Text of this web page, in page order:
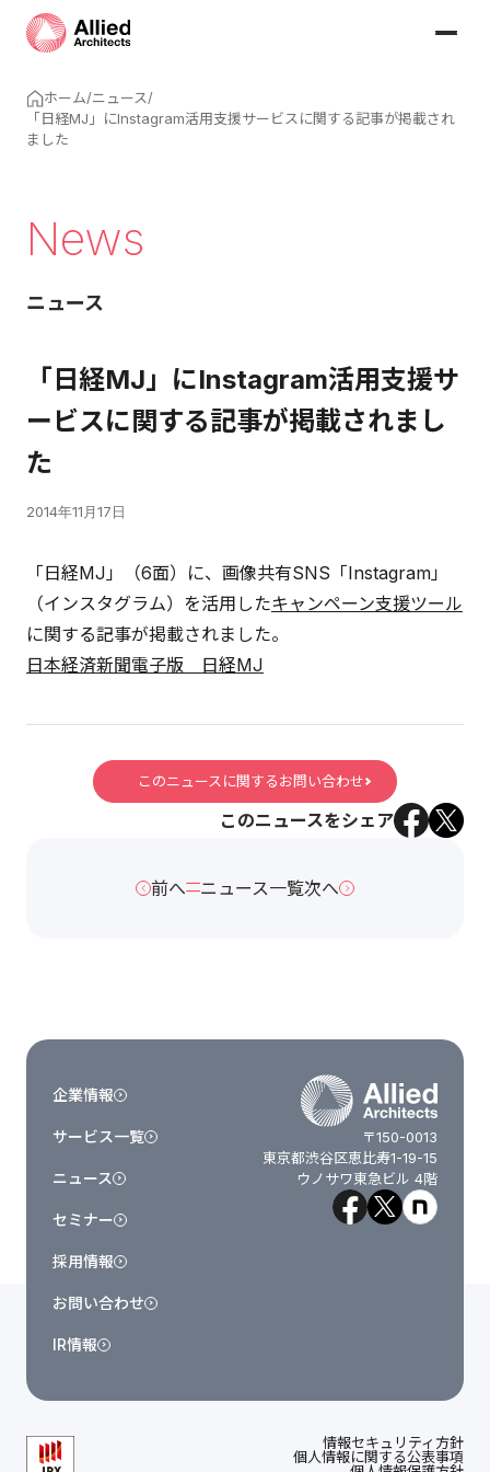
ホーム/ニュース/
「日経MJ」にInstagram活用支援サービスに関する記事が掲載され
ました
News
ニュース
「日経MJ」にInstagram活用支援サ
ービスに関する記事が掲載されまし
た
2014年11月17日
「日経MJ」（6面）に、画像共有SNS「Instagram」
（インスタグラム）を活用したキャンペーン支援ツール
に関する記事が掲載されました。
日本経済新聞電子版 日経MJ
このニュースに関するお問い合わせ
このニュースをシェア
前へ ニュース一覧次へ
〒150-0013
東京都渋谷区恵比寿1-19-15
ウノサワ東急ビル 4階
企業情報
サービス一覧
ニュース
セミナー
採用情報
お問い合わせ
IR情報
情報セキュリティ方針
個人情報に関する公表事項